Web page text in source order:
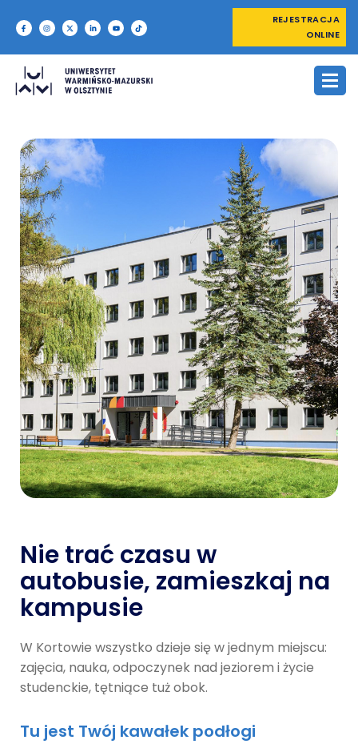
REJESTRACJA
ONLINE
Nie trać czasu w
autobusie, zamieszkaj na
kampusie
W Kortowie wszystko dzieje się w jednym miejscu:
zajęcia, nauka, odpoczynek nad jeziorem i życie
studenckie, tętniące tuż obok.
Tu jest Twój kawałek podłogi